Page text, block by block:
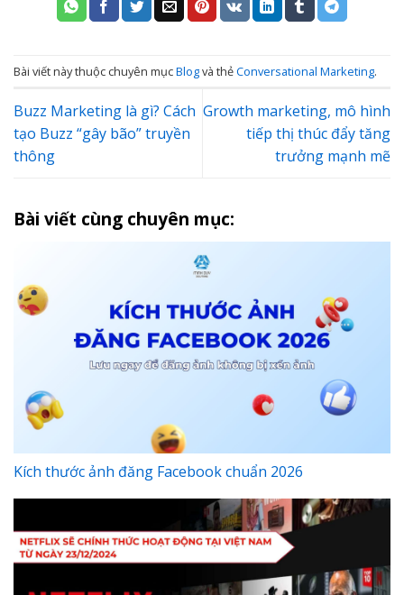
Bài viết này thuộc chuyên mụcBlogvà thẻConversational Marketing.
Buzz Marketing là gì? Cách
tạo Buzz “gây bão” truyền
thông
Growth marketing, mô hình
tiếp thị thúc đẩy tăng
trưởng mạnh mẽ
Bài viết cùng chuyên mục:
Kích thước ảnh đăng Facebook chuẩn 2026